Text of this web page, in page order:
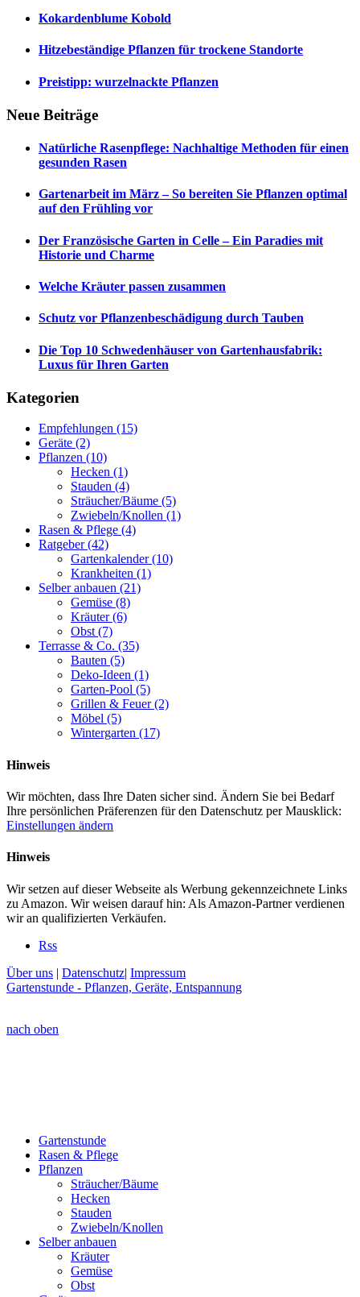
Kokardenblume Kobold
Hitzebeständige Pflanzen für trockene Standorte
Preistipp: wurzelnackte Pflanzen
Neue Beiträge
Natürliche Rasenpflege: Nachhaltige Methoden für einen
gesunden Rasen
Gartenarbeit im März – So bereiten Sie Pflanzen optimal
auf den Frühling vor
Der Französische Garten in Celle – Ein Paradies mit
Historie und Charme
Welche Kräuter passen zusammen
Schutz vor Pflanzenbeschädigung durch Tauben
Die Top 10 Schwedenhäuser von Gartenhausfabrik:
Luxus für Ihren Garten
Kategorien
Empfehlungen (15)
Geräte (2)
Pflanzen (10)
Hecken (1)
Stauden (4)
Sträucher/Bäume (5)
Zwiebeln/Knollen (1)
Rasen & Pflege (4)
Ratgeber(42)
Gartenkalender(10)
Krankheiten (1)
Selber anbauen (21)
Gemüse (8)
Kräuter(6)
Obst(7)
Terrasse & Co. (35)
Bauten (5)
Deko-Ideen (1)
Garten-Pool (5)
Grillen & Feuer(2)
Möbel (5)
Wintergarten (17)
Hinweis
Wir möchten, dass Ihre Daten sicher sind. Ändern Sie bei Bedarf
Ihre persönlichen Präferenzen für den Datenschutz per Mausklick:
Einstellungen ändern
Hinweis
Wir setzen auf dieser Webseite als Werbung gekennzeichnete Links
zu Amazon. Wir weisen darauf hin: Als Amazon-Partner verdienen
wir an qualifizierten Verkäufen.
Rss
Über uns | Datenschutz| Impressum
Gartenstunde - Pflanzen, Geräte, Entspannung
nach oben
Gartenstunde
Rasen & Pflege
Pflanzen
Sträucher/Bäume
Hecken
Stauden
Zwiebeln/Knollen
Selber anbauen
Kräuter
Gemüse
Obst